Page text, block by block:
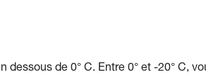
de 0° C. Entre 0° et -20° C,